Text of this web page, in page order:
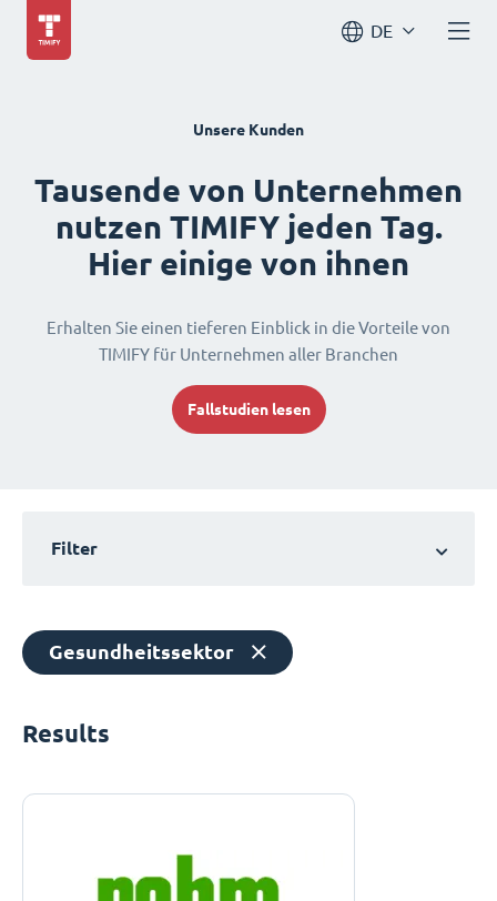
DE
Unsere Kunden
Tausende von Unternehmen
nutzen TIMIFY jeden Tag.
Hier einige von ihnen
Erhalten Sie einen tieferen Einblick in die Vorteile von
TIMIFY für Unternehmen aller Branchen
Fallstudien lesen
Filter
Gesundheitssektor
Results